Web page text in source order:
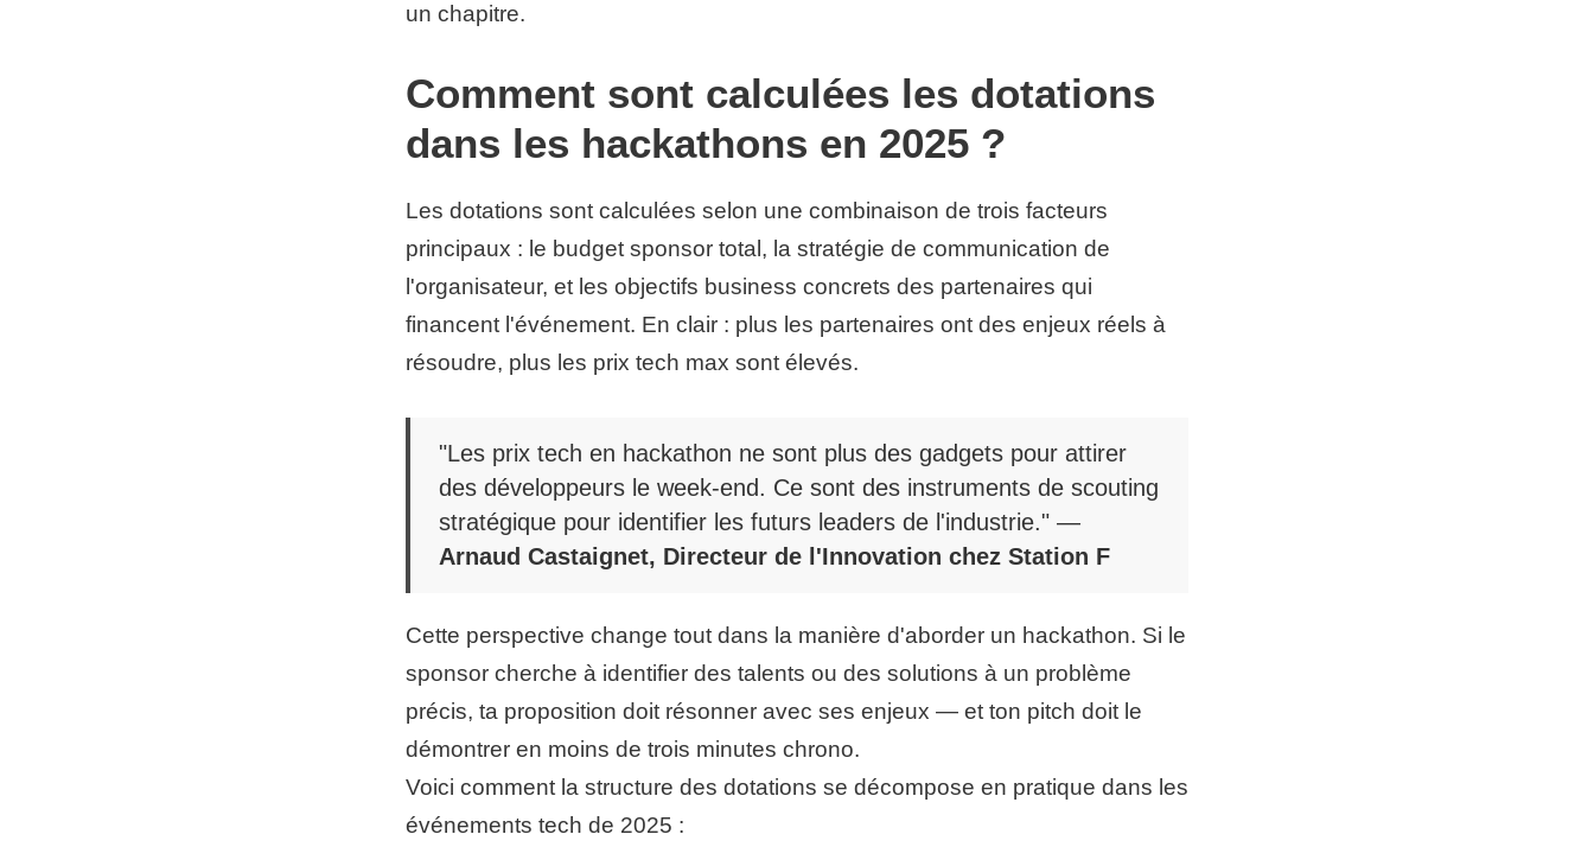
un chapitre.
Comment sont calculées les dotations
dans les hackathons en 2025 ?
Les dotations sont calculées selon une combinaison de trois facteurs
principaux : le budget sponsor total, la stratégie de communication de
l'organisateur, et les objectifs business concrets des partenaires qui
financent l'événement. En clair : plus les partenaires ont des enjeux réels à
résoudre, plus les prix tech max sont élevés.
"Les prix tech en hackathon ne sont plus des gadgets pour attirer
des développeurs le week-end. Ce sont des instruments de scouting
stratégique pour identifier les futurs leaders de l'industrie." —
Arnaud Castaignet, Directeur de l'Innovation chez Station F
Cette perspective change tout dans la manière d'aborder un hackathon. Si le
sponsor cherche à identifier des talents ou des solutions à un problème
précis, ta proposition doit résonner avec ses enjeux — et ton pitch doit le
démontrer en moins de trois minutes chrono.
Voici comment la structure des dotations se décompose en pratique dans les
événements tech de 2025 :